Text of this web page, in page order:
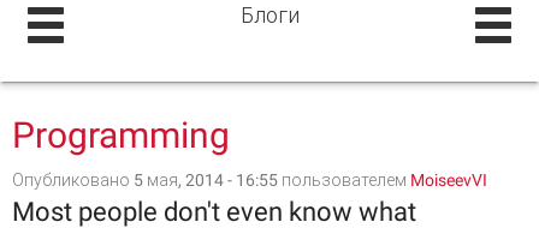
Блоги
Programming
Опубликовано 5 мая, 2014 - 16:55 пользователем MoiseevVI
Most people don't even know what